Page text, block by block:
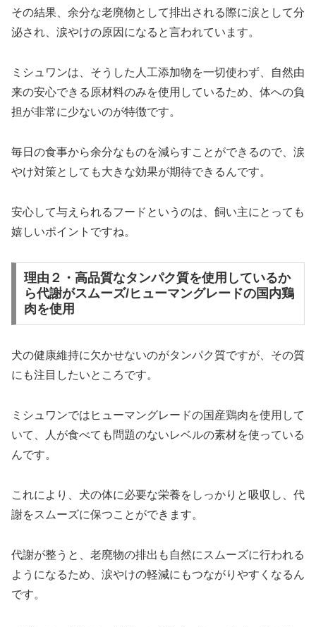
その結果、余分な老廃物として排出される際に涙として分
泌され、涙やけの原因になると言われています。
ミシュワンは、そうした人工添加物を一切使わず、自然由
来の安心できる原材料のみを使用しているため、体への負
担が非常に少ないのが特徴です。
毎日の食事から余分なものを減らすことができるので、涙
やけ対策としても大きな効果が期待できるんです。
安心して与えられるフードというのは、飼い主にとっても
嬉しいポイントですね。
理由２・高品質なタンパク質を使用しているか
ら代謝がスムーズ/ヒューマングレードの国内鶏
肉を使用
犬の健康維持に欠かせないのがタンパク質ですが、その質
にも注目したいところです。
ミシュワンではヒューマングレードの国産鶏肉を使用して
いて、人が食べても問題のないレベルの素材を使っている
んです。
これにより、犬の体に必要な栄養をしっかりと吸収し、代
謝をスムーズに保つことができます。
代謝が整うと、老廃物の排出も自然にスムーズに行われる
ようになるため、涙やけの軽減にもつながりやすくなるん
です。